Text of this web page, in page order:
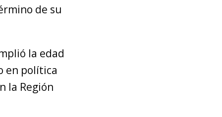
de su
la edad
en política
la Región